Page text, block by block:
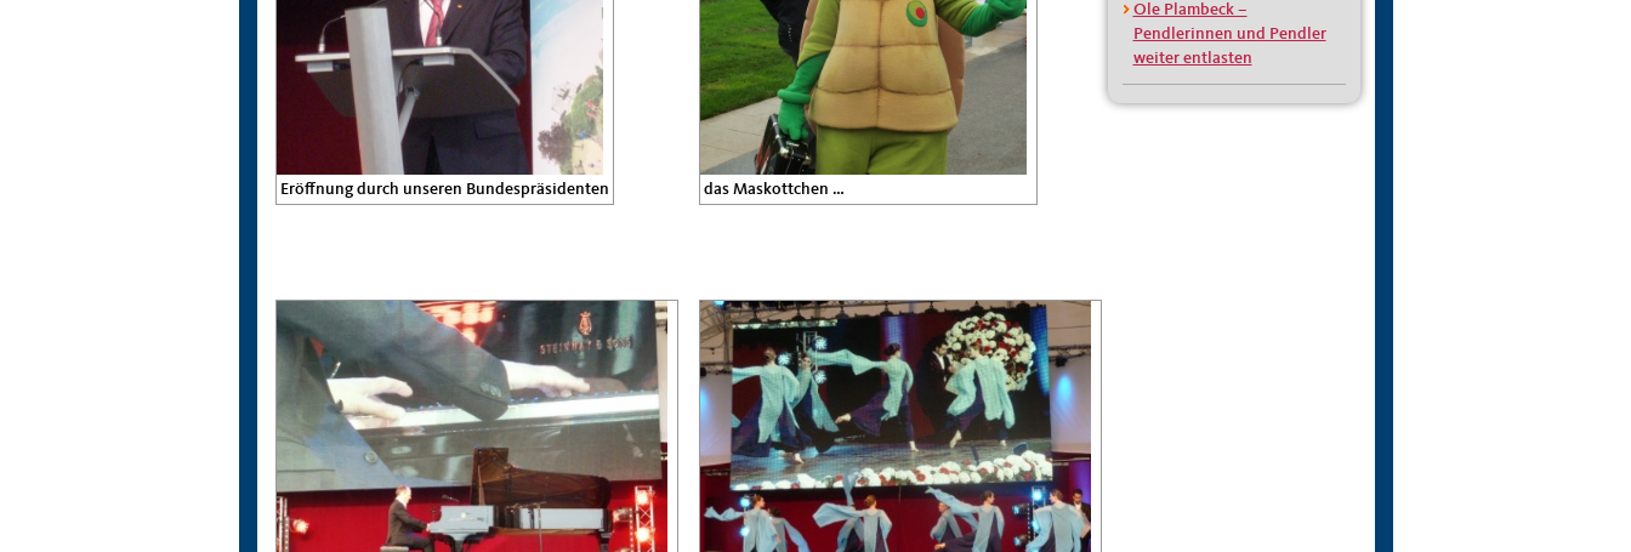
Eröffnung durch unseren Bundespräsidenten das Maskottchen …
Ole Plambeck –
Pendlerinnen und Pendler
weiter entlasten